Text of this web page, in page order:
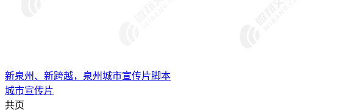
新泉州、新跨越，泉州城市宣传片脚本
城市宣传片
共页